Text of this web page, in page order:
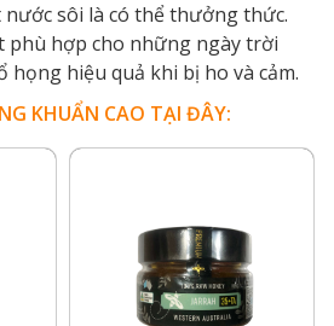
sôi là có thể thưởng thức.
phù hợp cho những ngày trời
họng hiệu quả khi bị ho và cảm.
KHUẨN CAO TẠI ĐÂY: